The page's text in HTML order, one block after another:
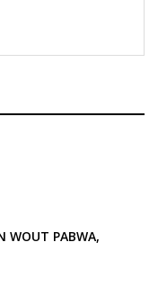
WOUT PABWA,